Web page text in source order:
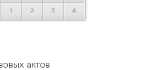
1 2 3 4
актов